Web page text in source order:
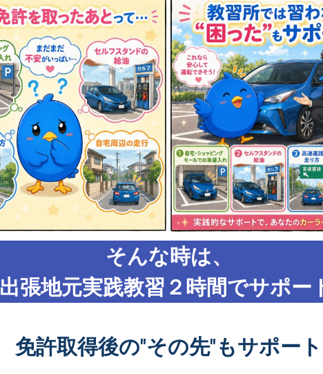
そんな時は、
出張地元実践教習２時間でサポー
免許取得後の"その先"もサポート